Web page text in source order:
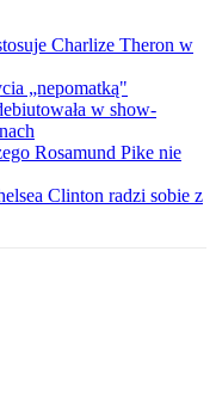
Charlize Theron w
„nepomatką"
w show-
Rosamund Pike nie
Clinton radzi sobie z